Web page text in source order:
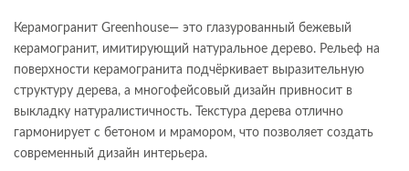
Керамогранит Greenhouse— это глазурованный бежевый
керамогранит, имитирующий натуральное дерево. Рельеф на
поверхности керамогранита подчёркивает выразительную
структуру дерева, а многофейсовый дизайн привносит в
выкладку натуралистичность. Текстура дерева отлично
гармонирует с бетоном и мрамором, что позволяет создать
современный дизайн интерьера.